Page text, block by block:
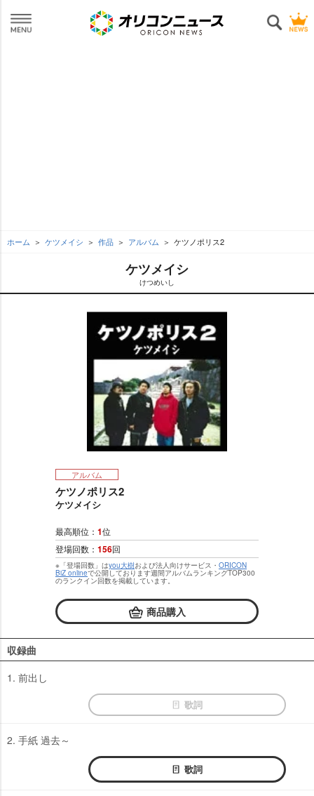
ホーム ケツメイシ 作品 アルバム ケツノポリス2
ケツメイシ
けつめいし
アルバム
ケツノポリス2
ケツメイシ
最高順位： 1位
登場回数： 156回
※「登場回数」はyou大樹および法人向けサービス・ ORICON
BiZ onlineで公開しております週間アルバムランキングTOP300
のランクイン回数を掲載しています。
商品購入
収録曲
1. 前出し
歌詞
2. 手紙 過去～
歌詞